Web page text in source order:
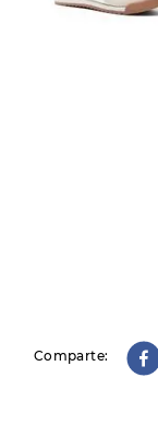
Comparte